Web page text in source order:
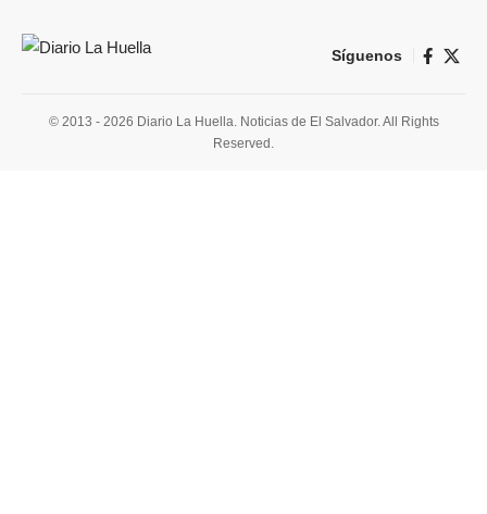
Síguenos
© 2013 - 2026 Diario La Huella. Noticias de El Salvador. All Rights
Reserved.